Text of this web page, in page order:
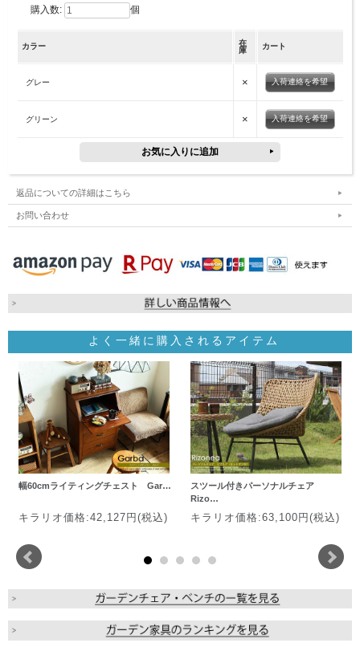
購入数: 個
カラー
在
庫
カート
グレー × 入荷連絡を希望
グリーン × 入荷連絡を希望
返品についての詳細はこちら
お問い合わせ
よく一緒に購入されるアイテム
幅60cmライティングチェスト Gar…
キラリオ価格:42,127円(税込)
スツール付きパーソナルチェア
Rizo…
キラリオ価格:63,100円(税込)